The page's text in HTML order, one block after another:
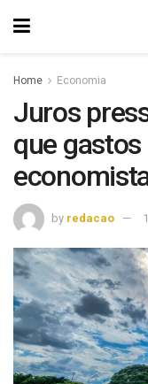
Home Economia
Juros
que
by redacao